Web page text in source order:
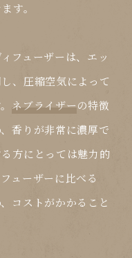
す。
フューザーは、エッ
、圧縮空気によって
ネブライザーの特徴
香りが非常に濃厚で
方にとっては魅力的
ューザーに比べる
コストがかかること